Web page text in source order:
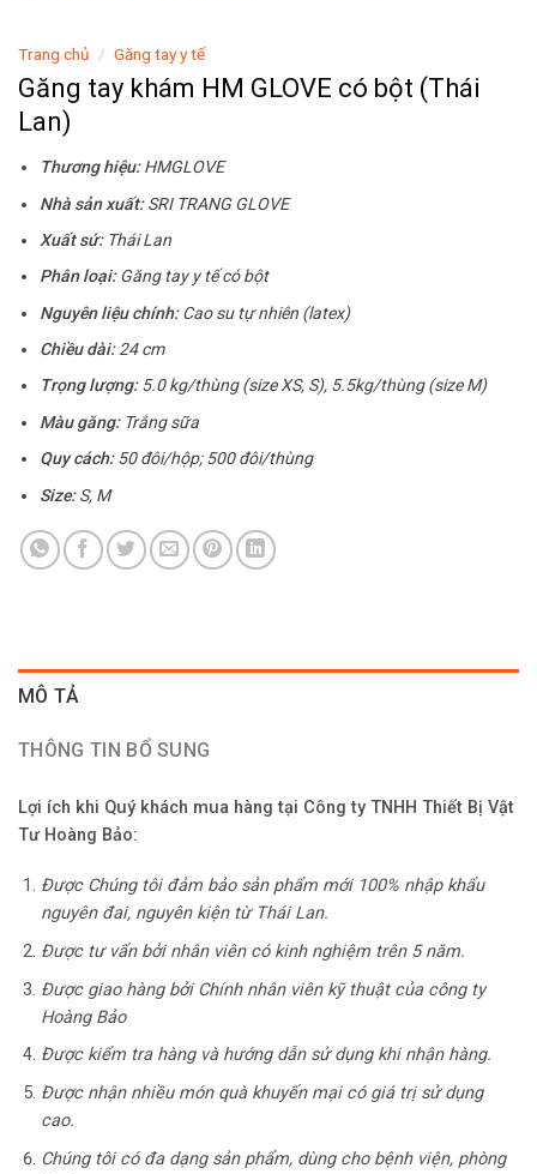
Trang chủ / Găng tay y tế
Găng tay khám HM GLOVE có bột (Thái
Lan)
Thương hiệu:HMGLOVE
Nhà sản xuất:SRI TRANG GLOVE
Xuất sứ: Thái Lan
Phân loại:Găng tay y tế có bột
Nguyên liệu chính:Cao su tự nhiên (latex)
Chiều dài:24 cm
Trọng lượng:5.0 kg/thùng (size XS, S), 5.5kg/thùng (size M)
Màu găng: Trắng sữa
Quy cách: 50 đôi/hộp; 500 đôi/thùng
Size:S, M
MÔ TẢ
THÔNG TIN BỔ SUNG
Lợi ích khi Quý khách mua hàng tại Công ty TNHH Thiết Bị Vật
Tư Hoàng Bảo:
Được Chúng tôi đảm bảo sản phẩm mới 100% nhập khẩu
nguyên đai, nguyên kiện từ Thái Lan.
Được tư vấn bởi nhân viên có kinh nghiệm trên 5 năm.
Được giao hàng bởi Chính nhân viên kỹ thuật của công ty
Hoàng Bảo
Được kiểm tra hàng và hướng dẫn sử dụng khi nhận hàng.
Được nhận nhiều món quà khuyến mại có giá trị sử dụng
cao.
Chúng tôi có đa dạng sản phẩm, dùng cho bệnh viện, phòng